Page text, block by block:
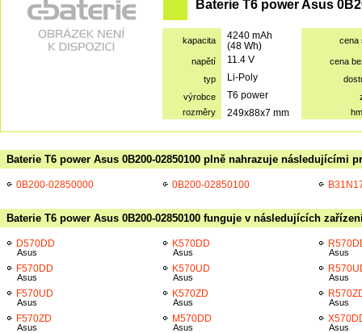
Baterie T6 power Asus
kapacita
4240 mAh
(48 Wh)
cena
napětí 11.4 V
cena
typ
Li-Poly
výrobce
T6 power
rozměry
249x88x7 mm
Baterie T6 power Asus 0B200-02850100 plně nahrazuje následujícími
0B200-02850000 0B200-02850100
Baterie T6 power Asus 0B200-02850100 funguje v následujících
D570DD
Asus
F570DD
Asus
F570UD
Asus
F570ZD
Asus
K570DD
Asus
K570UD
Asus
K570ZD
Asus
M570DD
Asus
Asus
Asus
Asus
Asus